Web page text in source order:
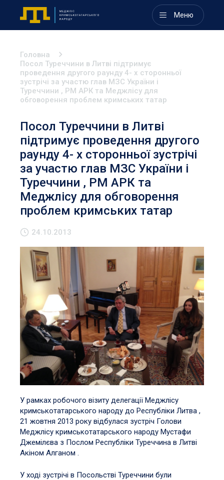
Меню
Головна
Посол Туреччини в Литві підтримує
проведення другого раунду 4- х сторонньої
зустрічі за участю глав МЗС України і
Туреччини , РМ АРК та Меджлісу для
обговорення проблем кримських татар
Посол Туреччини в Литві
підтримує проведення другого
раунду 4- х сторонньої зустрічі
за участю глав МЗС України і
Туреччини , РМ АРК та
Меджлісу для обговорення
проблем кримських татар
24.10.2013
У рамках робочого візиту делегації Меджлісу
кримськотатарського народу до Республіки Литва ,
21 жовтня 2013 року відбулася зустріч Голови
Меджлісу кримськотатарського народу Мустафи
Джемілєва з Послом Республіки Туреччина в Литві
Акіном Алганом .
У ході зустрічі в Посольстві Туреччини були